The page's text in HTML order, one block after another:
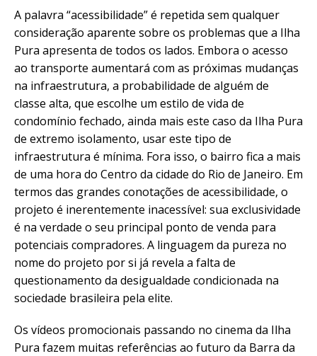
A palavra “acessibilidade” é repetida sem qualquer
consideração aparente sobre os problemas que a Ilha
Pura apresenta de todos os lados. Embora o acesso
ao transporte aumentará com as próximas mudanças
na infraestrutura, a probabilidade de alguém de
classe alta, que escolhe um estilo de vida de
condomínio fechado, ainda mais este caso da Ilha Pura
de extremo isolamento, usar este tipo de
infraestrutura é mínima. Fora isso, o bairro fica a mais
de uma hora do Centro da cidade do Rio de Janeiro. Em
termos das grandes conotações de acessibilidade, o
projeto é inerentemente inacessível: sua exclusividade
é na verdade o seu principal ponto de venda para
potenciais compradores. A linguagem da pureza no
nome do projeto por si já revela a falta de
questionamento da desigualdade condicionada na
sociedade brasileira pela elite.
Os vídeos promocionais passando no cinema da Ilha
Pura fazem muitas referências ao futuro da Barra da